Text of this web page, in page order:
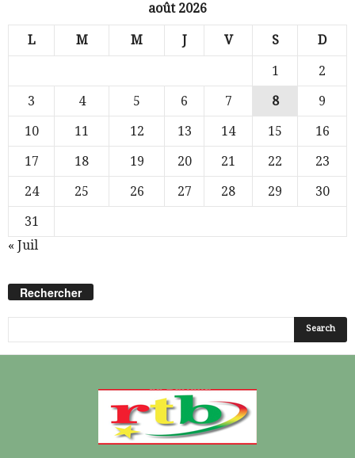
août 2026
L M M J V S D
1
2
3
4 5 6 7 8
9
10
11 12 13 14 15
16
17
18 19 20 21 22
23
24
25 26 27 28 29
30
31
« Juil
Rechercher